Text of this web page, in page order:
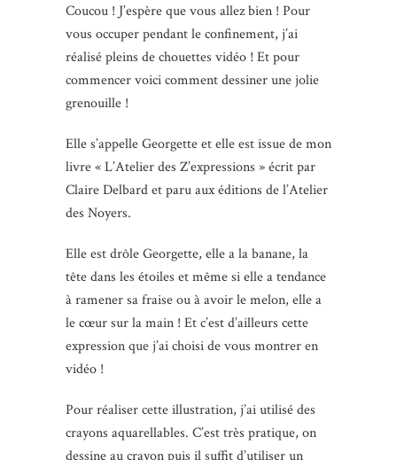
Coucou ! J’espère que vous allez bien ! Pour
vous occuper pendant le confinement, j’ai
réalisé pleins de chouettes vidéo ! Et pour
commencer voici comment dessiner une jolie
grenouille !
Elle s’appelle Georgette et elle est issue de mon
livre « L’Atelier des Z’expressions » écrit par
Claire Delbard et paru aux éditions de l’Atelier
des Noyers.
Elle est drôle Georgette, elle a la banane, la
tête dans les étoiles et même si elle a tendance
à ramener sa fraise ou à avoir le melon, elle a
le cœur sur la main ! Et c’est d’ailleurs cette
expression que j’ai choisi de vous montrer en
vidéo !
Pour réaliser cette illustration, j’ai utilisé des
crayons aquarellables. C’est très pratique, on
dessine au crayon puis il suffit d’utiliser un